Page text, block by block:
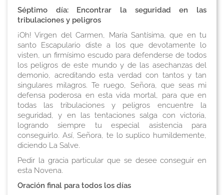
Séptimo día: Encontrar la seguridad en las
tribulaciones y peligros
¡Oh! Virgen del Carmen, María Santísima, que en tu
santo Escapulario diste a los que devotamente lo
visten, un firmísimo escudo para defenderse de todos
los peligros de este mundo y de las asechanzas del
demonio, acreditando esta verdad con tantos y tan
singulares milagros. Te ruego, Señora, que seas mi
defensa poderosa en esta vida mortal, para que en
todas las tribulaciones y peligros encuentre la
seguridad, y en las tentaciones salga con victoria,
logrando siempre tu especial asistencia para
conseguirlo. Así, Señora, te lo suplico humildemente,
diciendo La Salve.
Pedir la gracia particular que se desee conseguir en
esta Novena.
Oración final para todos los días